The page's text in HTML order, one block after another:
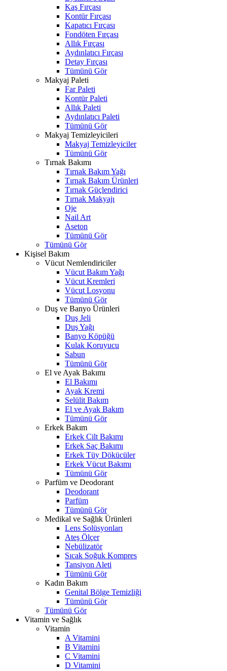
Kaş Fırçası
Kontür Fırçası
Kapatıcı Fırçası
Fondöten Fırçası
Allık Fırçası
Aydınlatıcı Fırçası
Detay Fırçası
Tümünü Gör
Makyaj Paleti
Far Paleti
Kontür Paleti
Allık Paleti
Aydınlatıcı Paleti
Tümünü Gör
Makyaj Temizleyicileri
Makyaj Temizleyiciler
Tümünü Gör
Tırnak Bakımı
Tırnak Bakım Yağı
Tırnak Bakım Ürünleri
Tırnak Güçlendirici
Tırnak Makyajı
Oje
Nail Art
Aseton
Tümünü Gör
Tümünü Gör
Kişisel Bakım
Vücut Nemlendiriciler
Vücut Bakım Yağı
Vücut Kremleri
Vücut Losyonu
Tümünü Gör
Duş ve Banyo Ürünleri
Duş Jeli
Duş Yağı
Banyo Köpüğü
Kulak Koruyucu
Sabun
Tümünü Gör
El ve Ayak Bakımı
El Bakımı
Ayak Kremi
Selülit Bakım
El ve Ayak Bakım
Tümünü Gör
Erkek Bakım
Erkek Cilt Bakımı
Erkek Saç Bakımı
Erkek Tüy Dökücüler
Erkek Vücut Bakımı
Tümünü Gör
Parfüm ve Deodorant
Deodorant
Parfüm
Tümünü Gör
Medikal ve Sağlık Ürünleri
Lens Solüsyonları
Ateş Ölçer
Nebülizatör
Sıcak Soğuk Kompres
Tansiyon Aleti
Tümünü Gör
Kadın Bakım
Genital Bölge Temizliği
Tümünü Gör
Tümünü Gör
Vitamin ve Sağlık
Vitamin
A Vitamini
B Vitamini
C Vitamini
D Vitamini